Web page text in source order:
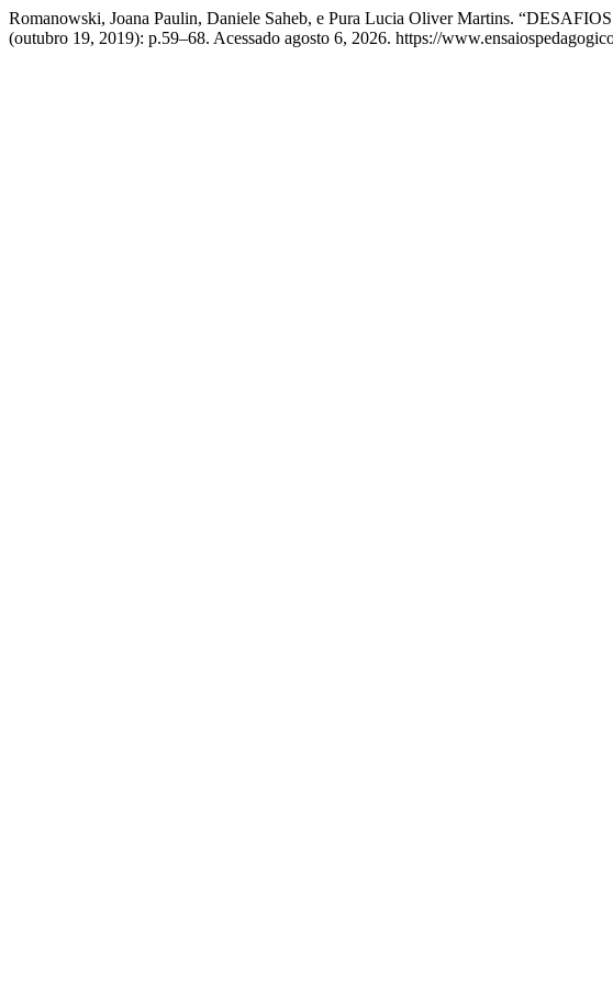
Romanowski, Joana Paulin, Daniele Saheb, e Pura Lucia Oliver Martins.
(outubro 19, 2019): p.59–68. Acessado agosto 6, 2026. https://